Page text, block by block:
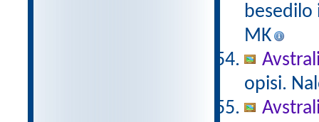
besedilo
MK
opisi.